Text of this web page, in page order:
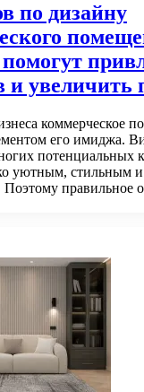
по дизайну
и увеличить
коммерческое
его имиджа.
потенциальных
уютным, стильным
Поэтому правильное